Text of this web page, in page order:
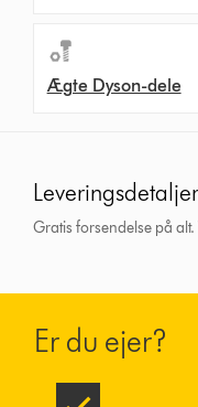
Ægte Dyson-dele
Leveringsdetaljer
Gratis forsendelse på
Er du ejer?